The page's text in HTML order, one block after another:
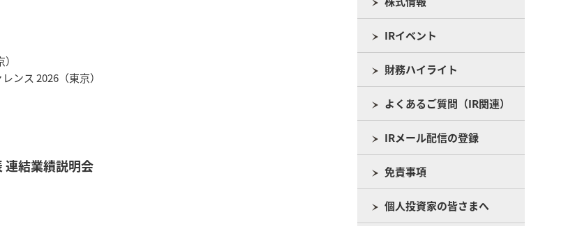
ンス 2026（東京）
結業績説明会
IRイベント
財務ハイライト
よくあるご質問（IR関連）
IRメール配信の登録
免責事項
個人投資家の皆さまへ